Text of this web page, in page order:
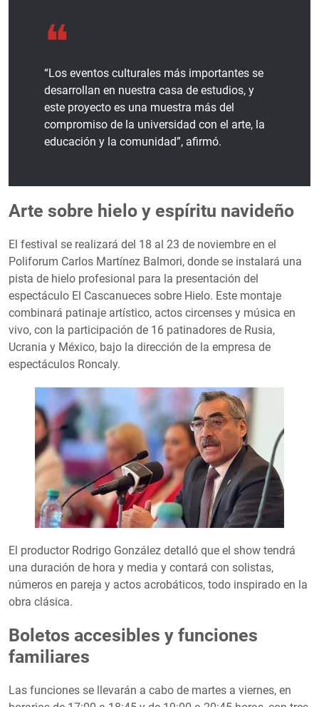
“Los eventos culturales más importantes se
desarrollan en nuestra casa de estudios, y
este proyecto es una muestra más del
compromiso de la universidad con el arte, la
educación y la comunidad”, afirmó.
Arte sobre hielo y espíritu navideño
El festival se realizará del 18 al 23 de noviembre en el
Poliforum Carlos Martínez Balmori, donde se instalará una
pista de hielo profesional para la presentación del
espectáculo El Cascanueces sobre Hielo. Este montaje
combinará patinaje artístico, actos circenses y música en
vivo, con la participación de 16 patinadores de Rusia,
Ucrania y México, bajo la dirección de la empresa de
espectáculos Roncaly.
El productor Rodrigo González detalló que el show tendrá
una duración de hora y media y contará con solistas,
números en pareja y actos acrobáticos, todo inspirado en la
obra clásica.
Boletos accesibles y funciones
familiares
Las funciones se llevarán a cabo de martes a viernes, en